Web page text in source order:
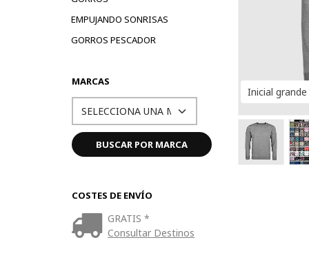
EMPUJANDO SONRISAS
GORROS PESCADOR
MARCAS
COSTES DE ENVÍO
GRATIS *
Consultar Destinos
Inicial grande